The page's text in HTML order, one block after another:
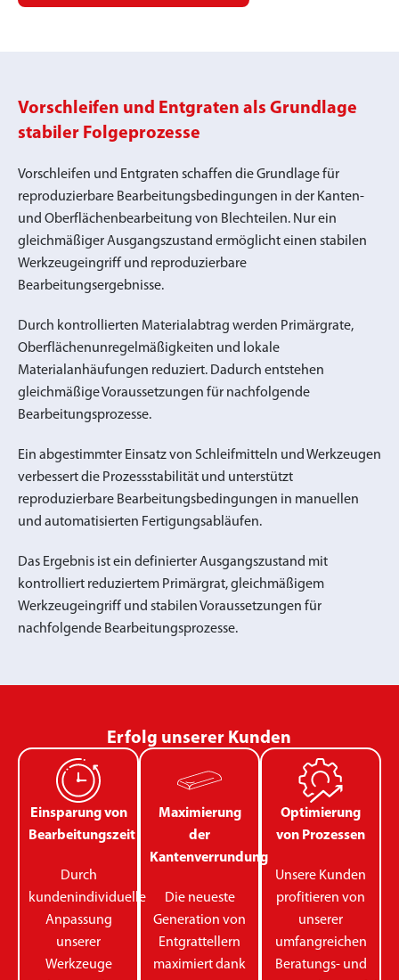
Vorschleifen und Entgraten als Grundlage
stabiler Folgeprozesse
Vorschleifen und Entgraten schaffen die Grundlage für
reproduzierbare Bearbeitungsbedingungen in der Kanten-
und Oberflächenbearbeitung von Blechteilen. Nur ein
gleichmäßiger Ausgangszustand ermöglicht einen stabilen
Werkzeugeingriff und reproduzierbare
Bearbeitungsergebnisse.
Durch kontrollierten Materialabtrag werden Primärgrate,
Oberflächenunregelmäßigkeiten und lokale
Materialanhäufungen reduziert. Dadurch entstehen
gleichmäßige Voraussetzungen für nachfolgende
Bearbeitungsprozesse.
Ein abgestimmter Einsatz von Schleifmitteln und Werkzeugen
verbessert die Prozessstabilität und unterstützt
reproduzierbare Bearbeitungsbedingungen in manuellen
und automatisierten Fertigungsabläufen.
Das Ergebnis ist ein definierter Ausgangszustand mit
kontrolliert reduziertem Primärgrat, gleichmäßigem
Werkzeugeingriff und stabilen Voraussetzungen für
nachfolgende Bearbeitungsprozesse.
Erfolg unserer Kunden
Einsparung von
Bearbeitungszeit
Durch
kundenindividuelle
Anpassung
unserer
Werkzeuge
Maximierung
der
Kantenverrundung
Die neueste
Generation von
Entgrattellern
maximiert dank
Optimierung
von Prozessen
Unsere Kunden
profitieren von
unserer
umfangreichen
Beratungs- und